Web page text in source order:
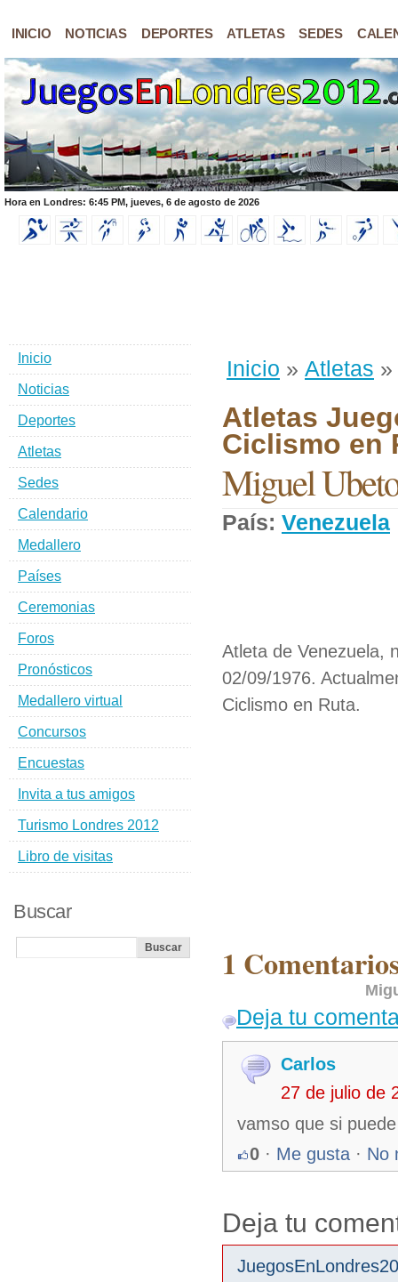
INICIO NOTICIAS DEPORTES ATLETAS SEDES
Hora en Londres: 6:45 PM, jueves, 6 de agosto de 2026
Inicio » Atletas »
Atletas
Ciclismo en
Miguel
País: Venezuela
Atleta de Venezuela,
02/09/1976.
Ciclismo en Ruta.
1
Deja tu
Carlos
27 de julio de
vamso que si
0 · Me gusta · No
Deja tu
Inicio
Noticias
Deportes
Atletas
Sedes
Calendario
Medallero
Países
Ceremonias
Foros
Pronósticos
Medallero virtual
Concursos
Encuestas
Invita a tus amigos
Turismo Londres 2012
Libro de visitas
Buscar